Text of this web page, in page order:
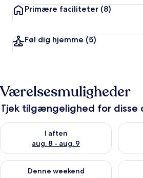
Primære faciliteter (8)
Føl dig hjemme (5)
Værelsesmuligheder
Tjek tilgængelighed for disse
I aften
aug. 8 - aug. 9
Tjek tilgængelighed for i aften aug. 8 -
Tjek
Denne weekend
Tjek tilgængelighed for denne weekend
Tjek